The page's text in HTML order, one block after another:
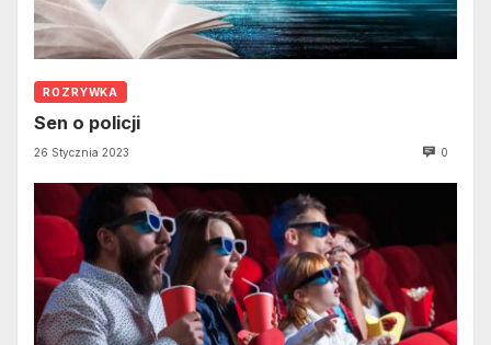
ROZRYWKA
Sen o policji
26 Stycznia 2023 0